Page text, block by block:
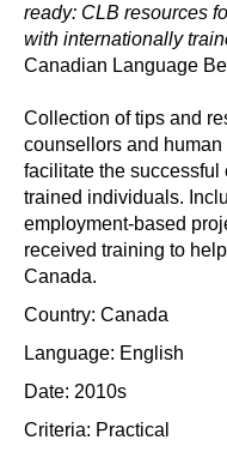
ready: CLB resources
with internationally
Canadian Language
Collection of tips and
counsellors and
facilitate the
trained individuals.
employment-based
received training to
Canada.
Country: Canada
Language: English
Date: 2010s
Criteria: Practical